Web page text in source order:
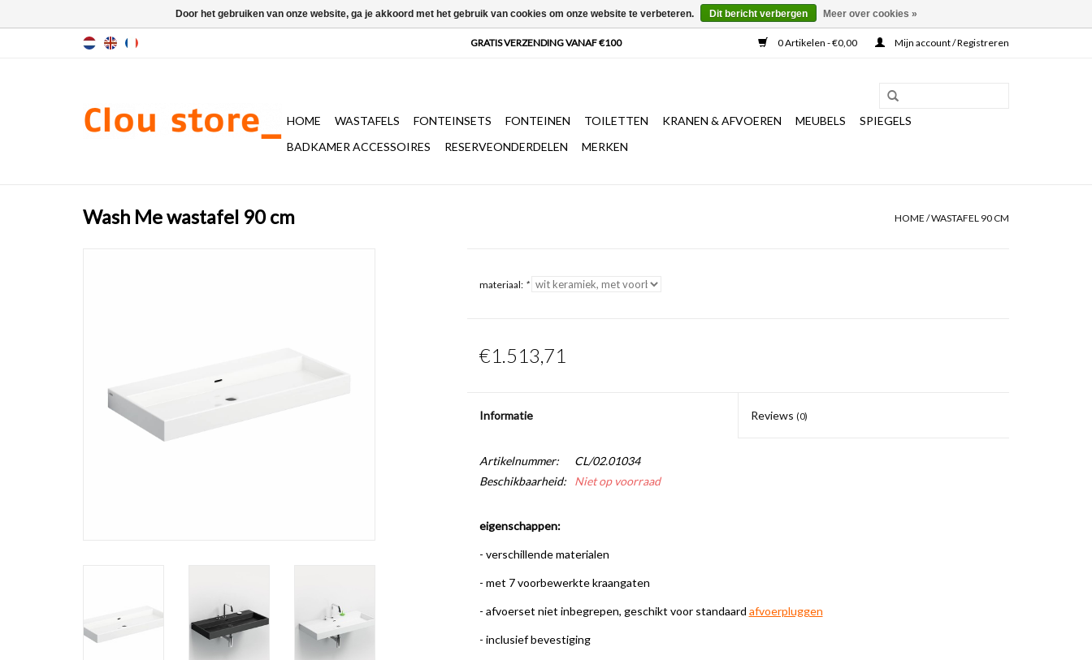
0 Artikelen - €0,00 Mijn account / Registreren
HOME WASTAFELS FONTEINSETS FONTEINEN TOILETTEN KRANEN & AFVOEREN MEUBELS
SPIEGELS
BADKAMER ACCESSOIRES
RESERVEONDERDELEN MERKEN
Wash Me wastafel 90 cm HOME /WASTAFEL 90 CM
materiaal: *
€1.513,71
Informatie Reviews (0)
Artikelnummer:
CL/02.01034
Beschikbaarheid:
Niet op voorraad
eigenschappen:
- verschillende materialen
- met 7 voorbewerkte kraangaten
- afvoerset niet inbegrepen, geschikt voor standaard afvoerpluggen
- inclusief bevestiging
Door het gebruiken van onze website, ga je akkoord met het gebruik van cookies om onze website te verbeteren. Dit bericht verbergen Meer over cookies »